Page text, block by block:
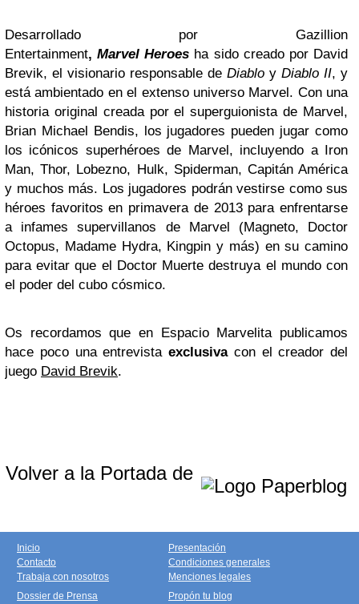
Desarrollado por Gazillion
Entertainment,Marvel Heroes ha sido creado por David
Brevik, el visionario responsable de Diablo y Diablo II, y
está ambientado en el extenso universo Marvel. Con una
historia original creada por el superguionista de Marvel,
Brian Michael Bendis, los jugadores pueden jugar como
los icónicos superhéroes de Marvel, incluyendo a Iron
Man, Thor, Lobezno, Hulk, Spiderman, Capitán América
y muchos más. Los jugadores podrán vestirse como sus
héroes favoritos en primavera de 2013 para enfrentarse
a infames supervillanos de Marvel (Magneto, Doctor
Octopus, Madame Hydra, Kingpin y más) en su camino
para evitar que el Doctor Muerte destruya el mundo con
el poder del cubo cósmico.
Os recordamos que en Espacio Marvelita publicamos
hace poco una entrevista exclusivacon el creador del
juego David Brevik.
Volver a la Portada de
Inicio
Contacto
Trabaja con nosotros
Presentación
Condiciones generales
Menciones legales
Dossier de Prensa
Propón tu blog